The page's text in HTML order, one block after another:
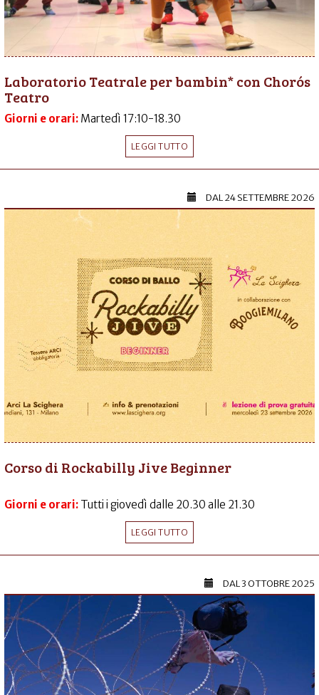
Laboratorio Teatrale per bambin* con Chorós
Teatro
Giorni e orari: Martedì 17:10-18.30
LEGGI TUTTO
DAL24 SETTEMBRE 2026
Corso di Rockabilly Jive Beginner
Giorni e orari: Tutti i giovedì dalle 20.30 alle 21.30
LEGGI TUTTO
DAL3 OTTOBRE 2025